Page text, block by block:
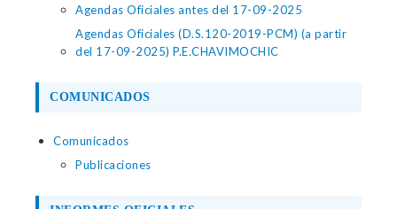
Agendas Oficiales antes del 17-09-2025
Agendas Oficiales (D.S.120-2019-PCM) (a partir
del 17-09-2025) P.E.CHAVIMOCHIC
COMUNICADOS
Comunicados
Publicaciones